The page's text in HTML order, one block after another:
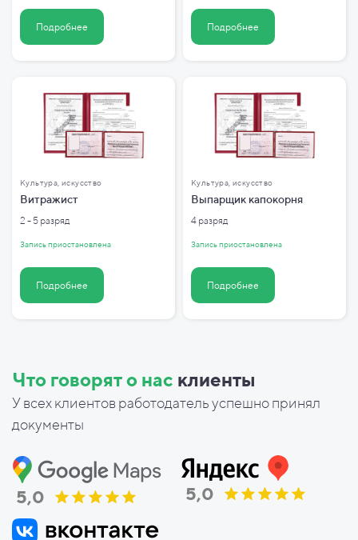
Подробнее Подробнее
Культура, искусство
Витражист
2 - 5 разряд
Запись приостановлена
Подробнее
Культура, искусство
Выпарщик капокорня
4 разряд
Запись приостановлена
Подробнее
Что говорят о нас клиенты
У всех клиентов работодатель успешно принял
документы
5,0 5,0